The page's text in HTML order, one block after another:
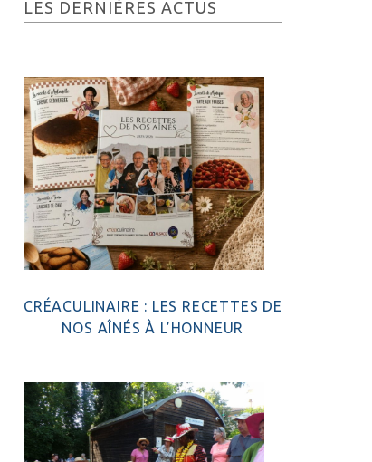
Barre
latérale
principale
LES DERNIÈRES ACTUS
CRÉACULINAIRE : LES RECETTES DE
NOS AÎNÉS À L’HONNEUR